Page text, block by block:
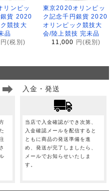
リンピッ
貨 2020
競技大
品
円(税別)
東京2020オリンピッ
ク記念千円銀貨 2020
オリンピック競技大
会/陸上競技 完未品
11,000 円(税別)
入金・発送
当店で入金確認ができ次第、
入金確認メールを配信すると
ともに商品の発送準備を進
め、発送が完了しましたら、
メールでお知らせいたしま
す。